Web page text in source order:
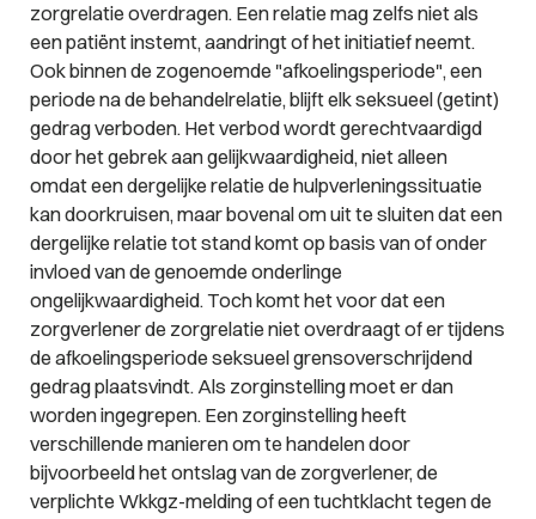
zorgrelatie overdragen. Een relatie mag zelfs niet als
een patiënt instemt, aandringt of het initiatief neemt.
Ook binnen de zogenoemde "afkoelingsperiode", een
periode na de behandelrelatie, blijft elk seksueel (getint)
gedrag verboden. Het verbod wordt gerechtvaardigd
door het gebrek aan gelijkwaardigheid, niet alleen
omdat een dergelijke relatie de hulpverleningssituatie
kan doorkruisen, maar bovenal om uit te sluiten dat een
dergelijke relatie tot stand komt op basis van of onder
invloed van de genoemde onderlinge
ongelijkwaardigheid. Toch komt het voor dat een
zorgverlener de zorgrelatie niet overdraagt of er tijdens
de afkoelingsperiode seksueel grensoverschrijdend
gedrag plaatsvindt. Als zorginstelling moet er dan
worden ingegrepen. Een zorginstelling heeft
verschillende manieren om te handelen door
bijvoorbeeld het ontslag van de zorgverlener, de
verplichte Wkkgz-melding of een tuchtklacht tegen de